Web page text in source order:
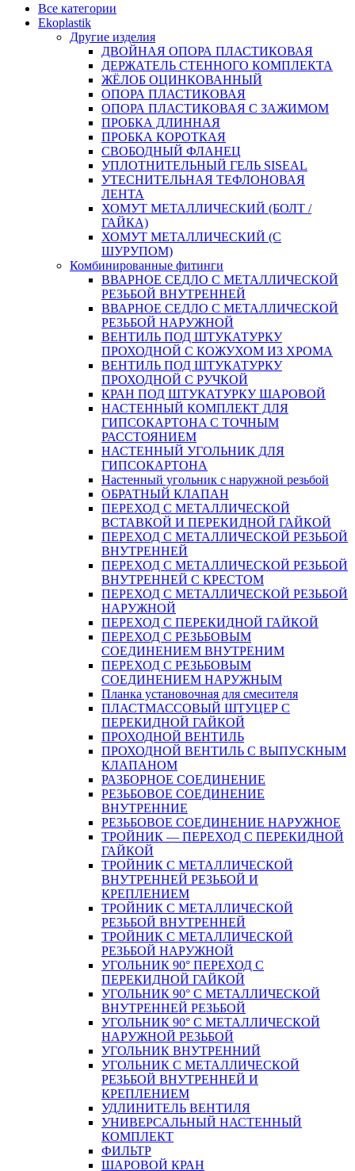
Все категории
Ekoplastik
Другие изделия
ДВОЙНАЯ ОПОРА ПЛАСТИКОВАЯ
ДЕРЖАТЕЛЬ СТЕННОГО КОМПЛЕКТА
ЖЁЛОБ ОЦИНКОВАННЫЙ
ОПОРА ПЛАСТИКОВАЯ
ОПОРА ПЛАСТИКОВАЯ С ЗАЖИМОМ
ПРОБКА ДЛИННАЯ
ПРОБКА КОРОТКАЯ
СВОБОДНЫЙ ФЛАНЕЦ
УПЛОТНИТЕЛЬНЫЙ ГЕЛЬ SISEAL
УТЕСНИТЕЛЬНАЯ ТЕФЛОНОВАЯ
ЛЕНТА
ХОМУТ МЕТАЛЛИЧЕСКИЙ (БОЛТ /
ГАЙКА)
ХОМУТ МЕТАЛЛИЧЕСКИЙ (С
ШУРУПОМ)
Комбинированные фитинги
ВВАРНОЕ СЕДЛО С МЕТАЛЛИЧЕСКОЙ
РЕЗЬБОЙ ВНУТРЕННЕЙ
ВВАРНОЕ СЕДЛО С МЕТАЛЛИЧЕСКОЙ
РЕЗЬБОЙ НАРУЖНОЙ
ВЕНТИЛЬ ПОД ШТУКАТУРКУ
ПРОХОДНОЙ С КОЖУХОМ ИЗ ХРОМА
ВЕНТИЛЬ ПОД ШТУКАТУРКУ
ПРОХОДНОЙ С РУЧКОЙ
КРАН ПОД ШТУКАТУРКУ ШАРОВОЙ
НАСТЕННЫЙ КОМПЛЕКТ ДЛЯ
ГИПСОКАРТОНA С ТОЧНЫМ
РАССТОЯНИЕМ
НАСТЕННЫЙ УГОЛЬНИК ДЛЯ
ГИПСОКАРТОНА
Настенный угольник с наружной резьбой
ОБРАТНЫЙ КЛАПАН
ПЕРЕХОД С МЕТАЛЛИЧЕСКОЙ
ВСТАВКОЙ И ПЕРЕКИДНОЙ ГАЙКОЙ
ПЕРЕХОД С МЕТАЛЛИЧЕСКОЙ РЕЗЬБОЙ
ВНУТРЕННЕЙ
ПЕРЕХОД С МЕТАЛЛИЧЕСКОЙ РЕЗЬБОЙ
ВНУТРЕННЕЙ С КРЕСТОМ
ПЕРЕХОД С МЕТАЛЛИЧЕСКОЙ РЕЗЬБОЙ
НАРУЖНОЙ
ПЕРЕХОД С ПЕРЕКИДНОЙ ГАЙКОЙ
ПЕРЕХОД С РЕЗЬБОВЫМ
СОЕДИНЕНИЕМ ВНУТРЕНИМ
ПЕРЕХОД С РЕЗЬБОВЫМ
СОЕДИНЕНИЕМ НАРУЖНЫМ
Планка установочная для смесителя
ПЛАСТМАССОВЫЙ ШТУЦЕР С
ПЕРЕКИДНОЙ ГАЙКОЙ
ПРОХОДНОЙ ВЕНТИЛЬ
ПРОХОДНОЙ ВЕНТИЛЬ С ВЫПУСКНЫМ
КЛАПАНОМ
РАЗБОРНОЕ СОЕДИНЕНИЕ
РЕЗЬБОВОЕ СОЕДИНЕНИЕ
ВНУТРЕННИЕ
РЕЗЬБОВОЕ СОЕДИНЕНИЕ НАРУЖНОЕ
ТРОЙНИК — ПЕРЕХОД С ПЕРЕКИДНОЙ
ГАЙКОЙ
ТРОЙНИК С МЕТАЛЛИЧЕСКОЙ
ВНУТРЕННЕЙ РЕЗЬБОЙ И
КРЕПЛЕНИЕМ
ТРОЙНИК С МЕТАЛЛИЧЕСКОЙ
РЕЗЬБОЙ ВНУТРЕННЕЙ
ТРОЙНИК С МЕТАЛЛИЧЕСКОЙ
РЕЗЬБОЙ НАРУЖНОЙ
УГОЛЬНИК 90° ПЕРЕХОД С
ПЕРЕКИДНОЙ ГАЙКОЙ
УГОЛЬНИК 90° С МЕТАЛЛИЧЕСКОЙ
ВНУТРЕННEЙ РЕЗЬБОЙ
УГОЛЬНИК 90° С МЕТАЛЛИЧЕСКОЙ
НАРУЖНОЙ РЕЗЬБОЙ
УГОЛЬНИК ВНУТРЕННИЙ
УГОЛЬНИК С МЕТАЛЛИЧЕСКОЙ
РЕЗЬБОЙ ВНУТРЕННЕЙ И
КРЕПЛЕНИЕМ
УДЛИНИТЕЛЬ ВЕНТИЛЯ
УНИВЕРСАЛЬНЫЙ НАСТЕННЫЙ
КОМПЛЕКТ
ФИЛЬТР
ШАРОВОЙ КРАН